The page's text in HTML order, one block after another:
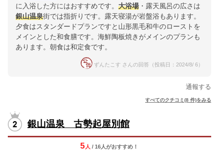
に入浴した方にはおすすめです。 大浴場・露天風呂の広さは
銀山温泉街では指折りです。露天寝湯が岩盤浴もあります。
夕食はスタンダードプランですと山形黒毛和牛のローストを
メインとした和食膳です。海鮮陶板焼きがメインのプランも
あります。朝食は和定食です。
ずんたこす さんの回答（投稿日：2024/8/ 6）
通報する
すべてのクチコミ(8 件)をみる
銀山温泉 古勢起屋別館
5 人 / 16人がおすすめ！